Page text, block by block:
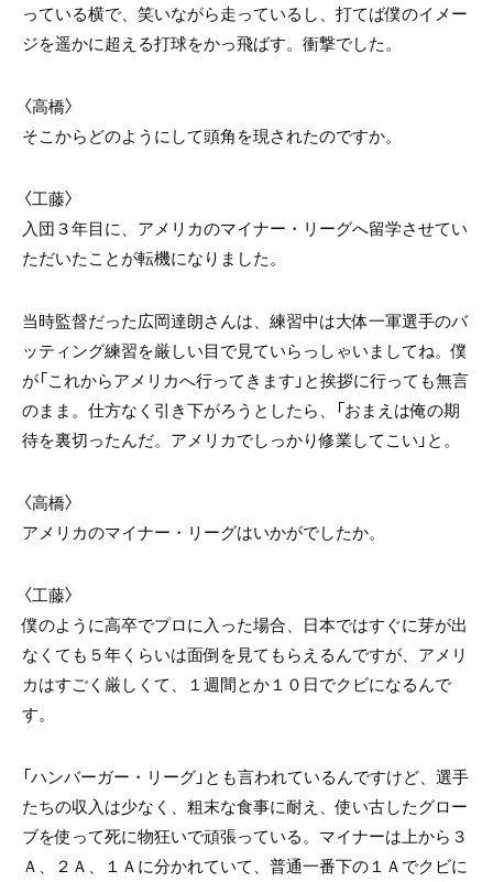
っている横で、笑いながら走っているし、打てば僕のイメー
ジを遥かに超える打球をかっ飛ばす。衝撃でした。
〈高橋〉
そこからどのようにして頭角を現されたのですか。
〈工藤〉
入団３年目に、アメリカのマイナー・リーグへ留学させてい
ただいたことが転機になりました。
当時監督だった広岡達朗さんは、練習中は大体一軍選手のバ
ッティング練習を厳しい目で見ていらっしゃいましてね。僕
が「これからアメリカへ行ってきます」と挨拶に行っても無言
のまま。仕方なく引き下がろうとしたら、「おまえは俺の期
待を裏切ったんだ。アメリカでしっかり修業してこい」と。
〈高橋〉
アメリカのマイナー・リーグはいかがでしたか。
〈工藤〉
僕のように高卒でプロに入った場合、日本ではすぐに芽が出
なくても５年くらいは面倒を見てもらえるんですが、アメリ
カはすごく厳しくて、１週間とか１０日でクビになるんで
す。
「ハンバーガー・リーグ」とも言われているんですけど、選手
たちの収入は少なく、粗末な食事に耐え、使い古したグロー
ブを使って死に物狂いで頑張っている。マイナーは上から３
Ａ、２Ａ、１Ａに分かれていて、普通一番下の１Ａでクビに